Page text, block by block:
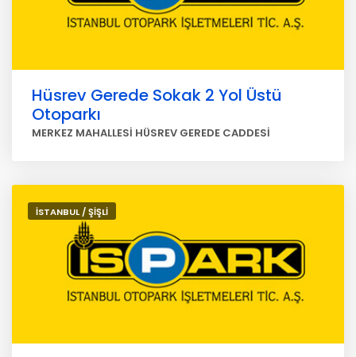
Hüsrev Gerede Sokak 2 Yol Üstü
Otoparkı
MERKEZ MAHALLESİ HÜSREV GEREDE CADDESİ
İSTANBUL / ŞİŞLİ